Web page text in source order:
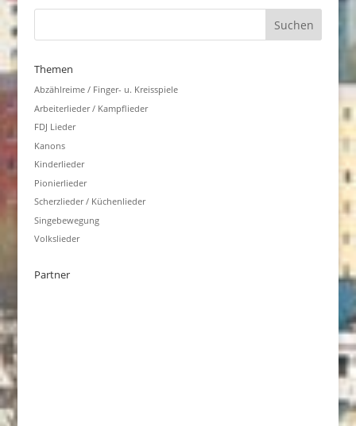
Themen
Abzählreime / Finger- u. Kreisspiele
Arbeiterlieder / Kampflieder
FDJ Lieder
Kanons
Kinderlieder
Pionierlieder
Scherzlieder / Küchenlieder
Singebewegung
Volkslieder
Partner